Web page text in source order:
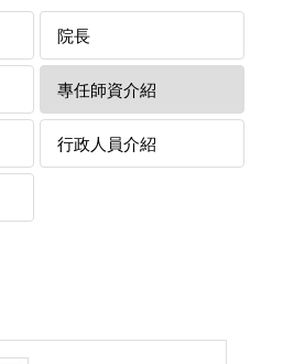
院長
專任師資介紹
行政人員介紹